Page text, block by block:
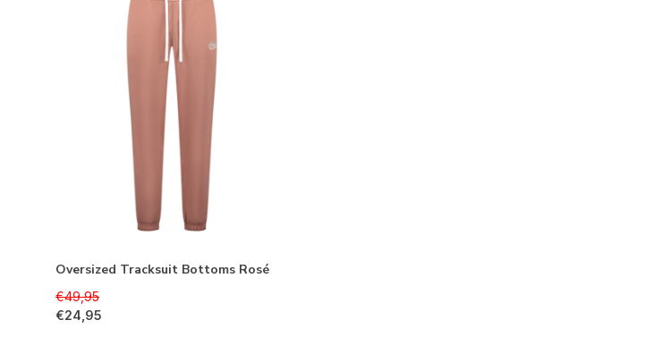
Oversized Tracksuit Bottoms Rosé
€49,95
€24,95